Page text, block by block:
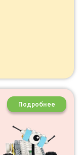
Подробнее